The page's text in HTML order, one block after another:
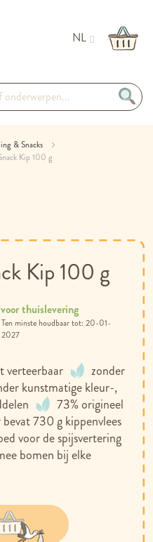
NL
& Snacks
Kip 100 g
Kip 100 g
verteerbaar
zonder
kunstmatige kleur-,
73% origineel
730 g kippenvlees
voor de spijsvertering
bomen bij elke
thuislevering
20-01-
2027